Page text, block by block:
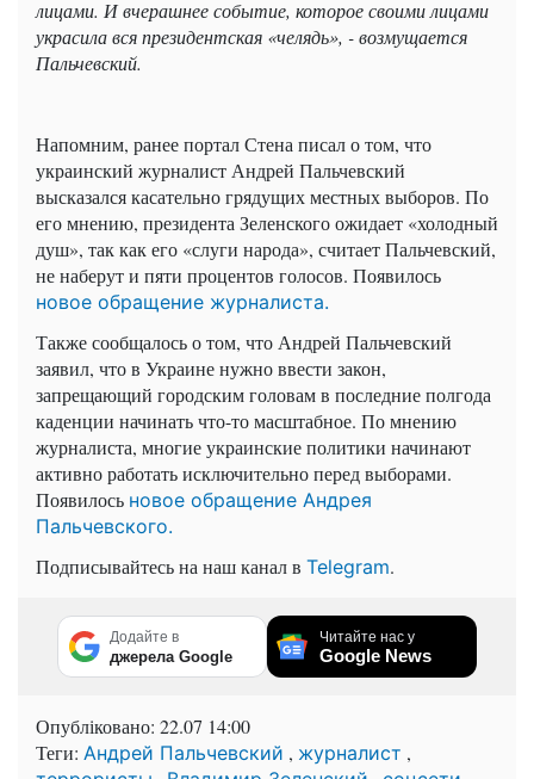
лицами. И вчерашнее событие, которое своими лицами
украсила вся президентская «челядь», - возмущается
Пальчевский.
Напомним, ранее портал Стена писал о том, что
украинский журналист Андрей Пальчевский
высказался касательно грядущих местных выборов. По
его мнению, президента Зеленского ожидает «холодный
душ», так как его «слуги народа», считает Пальчевский,
не наберут и пяти процентов голосов. Появилось
новое обращение журналиста.
Также сообщалось о том, что Андрей Пальчевский
заявил, что в Украине нужно ввести закон,
запрещающий городским головам в последние полгода
каденции начинать что-то масштабное. По мнению
журналиста, многие украинские политики начинают
активно работать исключительно перед выборами.
Появилось новое обращение Андрея
Пальчевского.
Подписывайтесь на наш канал в Telegram.
Додайте в
джерела Google
Читайте нас у
Google News
Опубліковано: 22.07 14:00
Теги: Андрей Пальчевский , журналист ,